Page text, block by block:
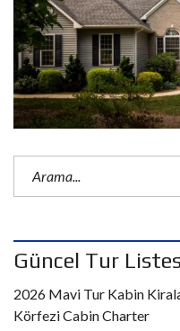
Güncel Tur
2026 Mavi Tur Kabin
Körfezi Cabin Charter